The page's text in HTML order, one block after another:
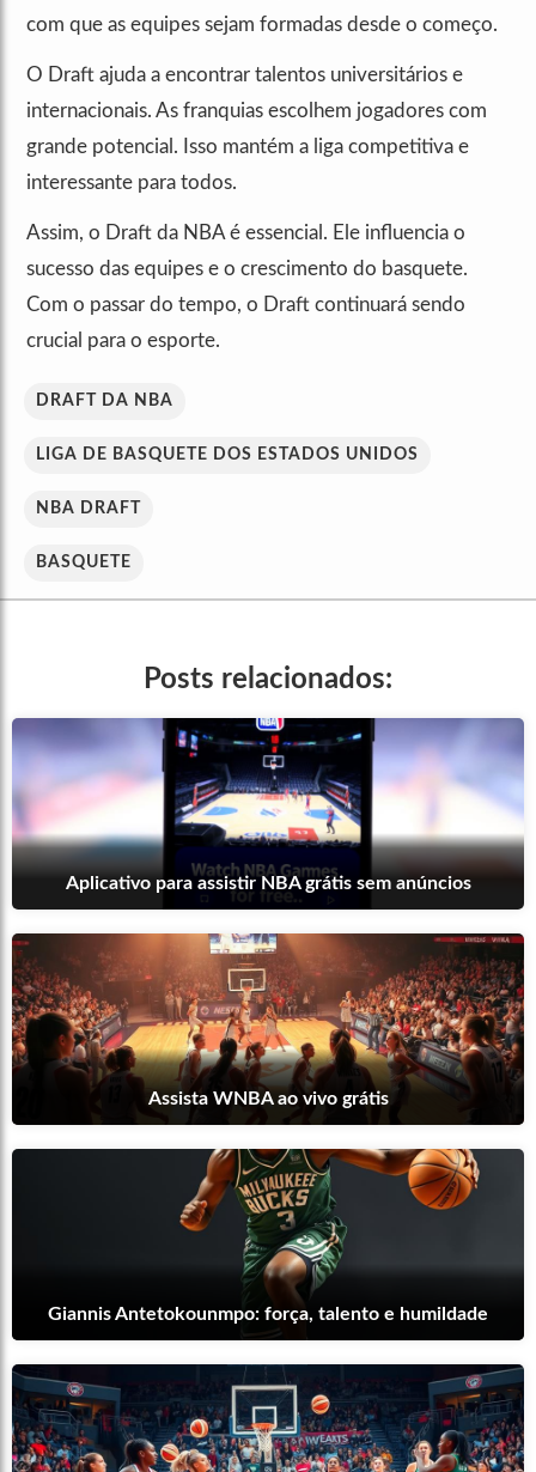
com que as equipes sejam formadas desde o começo.
O Draft ajuda a encontrar talentos universitários e
internacionais. As franquias escolhem jogadores com
grande potencial. Isso mantém a liga competitiva e
interessante para todos.
Assim, o Draft da NBA é essencial. Ele influencia o
sucesso das equipes e o crescimento do basquete.
Com o passar do tempo, o Draft continuará sendo
crucial para o esporte.
DRAFT DA NBA
LIGA DE BASQUETE DOS ESTADOS UNIDOS
NBA DRAFT
BASQUETE
Posts relacionados:
Aplicativo para assistir NBA grátis sem anúncios
Assista WNBA ao vivo grátis
Giannis Antetokounmpo: força, talento e humildade